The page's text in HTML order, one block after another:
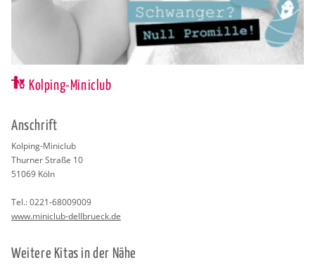
Kolping-Miniclub
An­schrift
Kol­ping-Mi­ni­club
Thur­ner Stra­ße 10
51069 Köln
Tel.:0221-68009009
www.​miniclub-​dellbrueck.​de
Wei­te­re Kitas in der Nähe